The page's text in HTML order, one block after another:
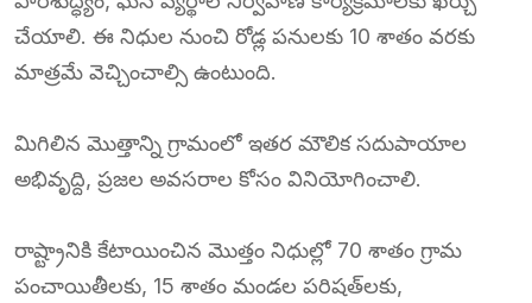
చేయాలి. ఈ నిధుల నుంచి రోడ్ల పనులకు 10 శాతం వరకు
మాత్రమే వెచ్చించాల్సి ఉంటుంది.
మిగిలిన మొత్తాన్ని గ్రామంలో ఇతర మౌలిక సదుపాయాల
అభివృద్ది, ప్రజల అవసరాల కోసం వినియోగించాలి.
రాష్ట్రానికి కేటాయించిన మొత్తం నిధుల్లో 70 శాతం గ్రామ
పంచాయితీలకు, 15 శాతం మండల పరిషత్‌లకు,